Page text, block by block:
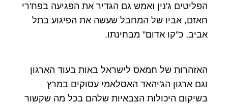
הפליטים ג'נין ואמש גם הגדיר את הפגיעה בפח'רי
חאזם, אביו של המחבל שעשה את הפיגוע בתל
אביב, כ"קו אדום" מבחינתו.
האזהרות של חמאס לישראל באות בעוד הארגון
וגם ארגון הג'יהאד האסלאמי עסוקים במרץ
בשיקום היכולות הצבאיות שלהם בכל מה שקשור